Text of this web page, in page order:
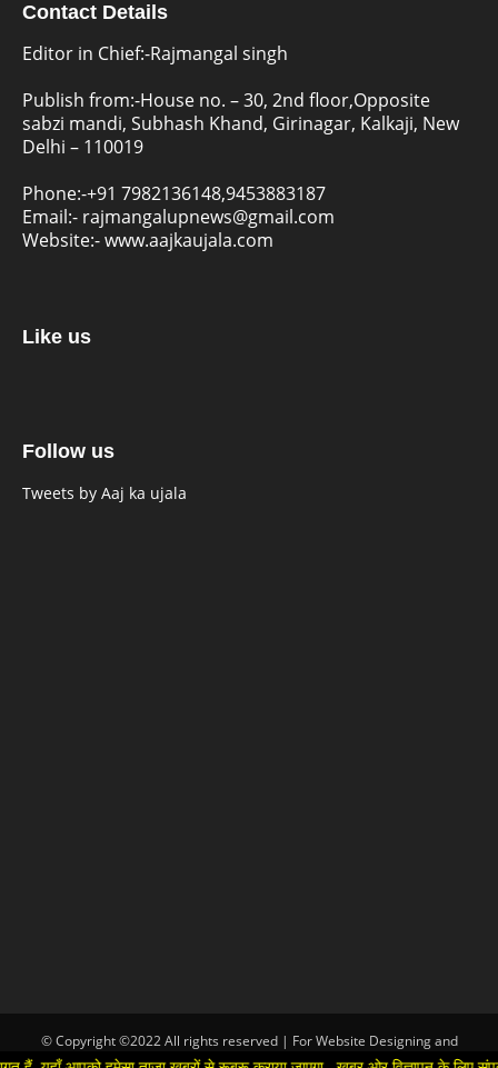
Contact Details
Editor in Chief:-Rajmangal singh
Publish from:-House no. – 30, 2nd floor,Opposite
sabzi mandi, Subhash Khand, Girinagar, Kalkaji, New
Delhi – 110019
Phone:-+91 7982136148,9453883187
Email:- rajmangalupnews@gmail.com
Website:-www.aajkaujala.com
Like us
Follow us
Tweets by Aaj ka ujala
© Copyright ©2022 All rights reserved | For Website Designing and
Development call Us:-8920664806